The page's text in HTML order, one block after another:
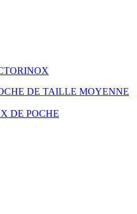
DE TAILLE MOYENNE
DE POCHE